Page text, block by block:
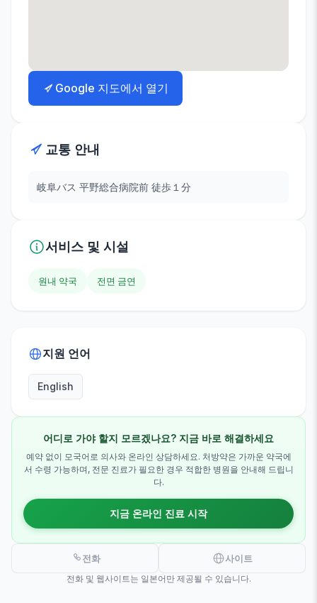
Google 지도에서 열기
교통 안내
岐阜バス 平野総合病院前 徒歩１分
서비스 및 시설
원내 약국 전면 금연
지원 언어
English
어디로 가야 할지 모르겠나요? 지금 바로 해결하세요
예약 없이 모국어로 의사와 온라인 상담하세요. 처방약은 가까운 약국에
서 수령 가능하며, 전문 진료가 필요한 경우 적합한 병원을 안내해 드립니
다.
지금 온라인 진료 시작
전화 사이트
전화 및 웹사이트는 일본어만 제공될 수 있습니다.